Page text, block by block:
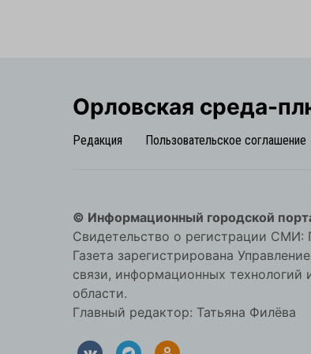
Орловская cреда-
Редакция Пользовательское соглашение
© Информационный городской
Свидетельство о регистрации
Газета зарегистрирована
связи, информационных
области.
Главный редактор: Татьяна Филёва